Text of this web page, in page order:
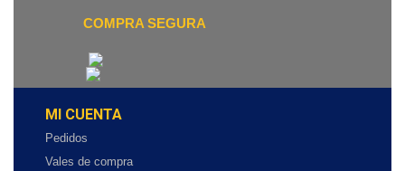
COMPRA SEGURA
MI CUENTA
Pedidos
Vales de compra